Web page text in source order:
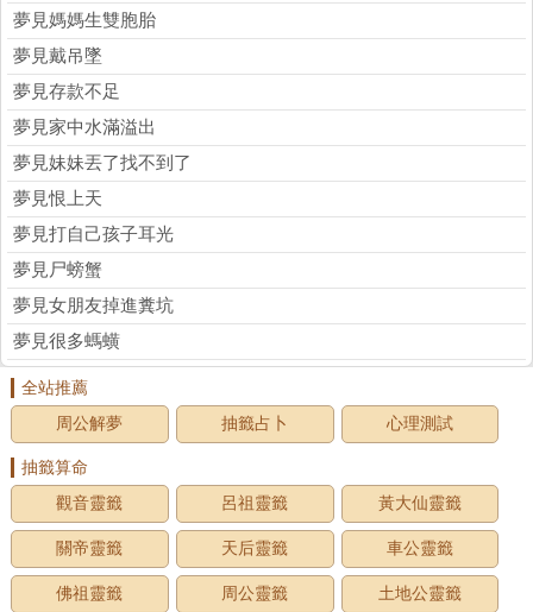
夢見媽媽生雙胞胎
夢見戴吊墜
夢見存款不足
夢見家中水滿溢出
夢見妹妹丟了找不到了
夢見恨上天
夢見打自己孩子耳光
夢見尸螃蟹
夢見女朋友掉進糞坑
夢見很多螞蟥
全站推薦
周公解夢
抽籤占卜 心理測試
抽籤算命
觀音靈籤
呂祖靈籤 黃大仙靈籤
關帝靈籤 天后靈籤 車公靈籤
佛祖靈籤 周公靈籤 土地公靈籤